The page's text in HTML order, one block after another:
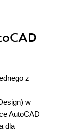
z
w
AutoCAD
dla